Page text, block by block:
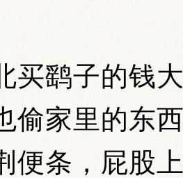
买鹞子的钱
偷家里的东
便条，屁股